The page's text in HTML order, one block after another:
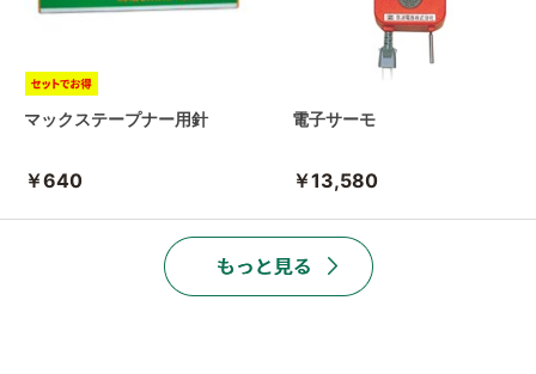
マックステープナー用針
￥640
電子サーモ
￥13,580